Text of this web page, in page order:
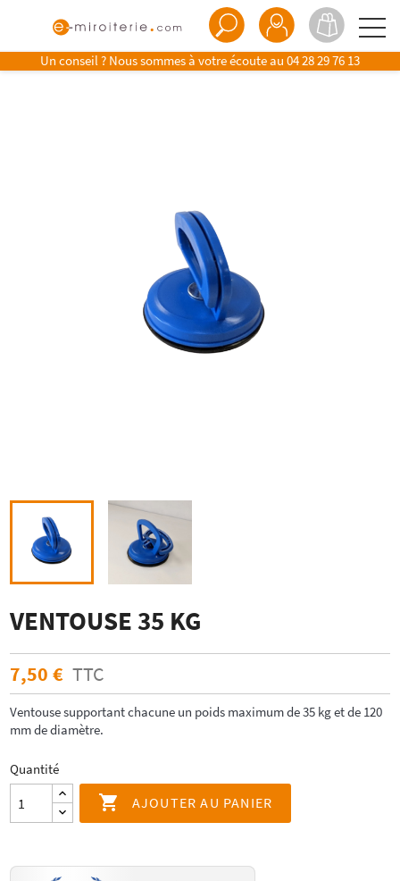
Un conseil ? Nous sommes à votre écoute au 04 28 29 76 13
VENTOUSE 35 KG
7,50 € TTC
Ventouse supportant chacune un poids maximum de 35 kg et de 120
mm de diamètre.
Quantité
 AJOUTER AU PANIER